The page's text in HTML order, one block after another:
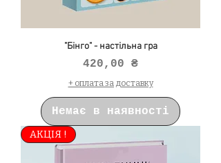
"Бінго" - настільна гра
Ціна
420,00 ₴
+ оплата за доставку
Немає в наявності
АКЦІЯ !